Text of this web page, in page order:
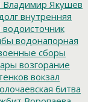
Владимир Якушев
внутренняя
водоисточник
водонапорная
сборы
возгорание
вокзал
битва